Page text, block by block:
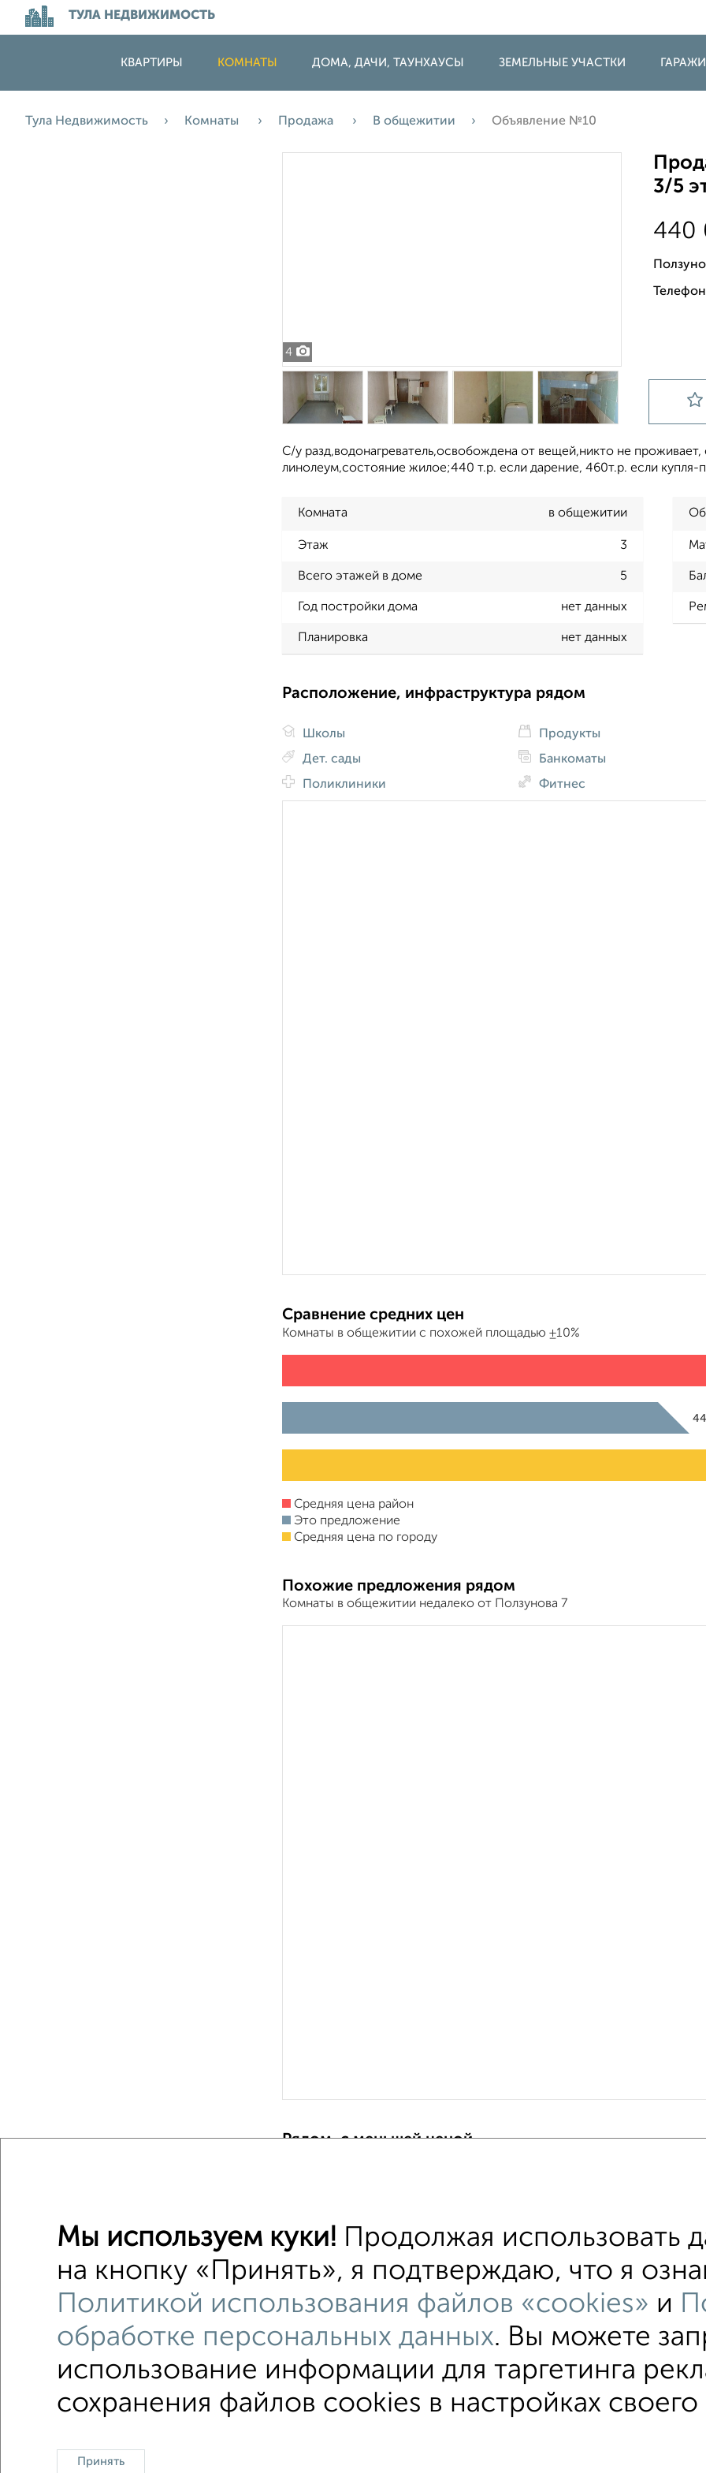
ТУЛА НЕДВИЖИМОСТЬ
КВАРТИРЫ КОМНАТЫ ДОМА, ДАЧИ, ТАУНХАУСЫ ЗЕМЕЛЬНЫЕ УЧАСТКИ
Тула Недвижимость Комнаты Продажа В общежитии Объявление №10
4
3/5
440
С/у разд,водонагреватель,освобождена от вещей,никто не
линолеум,состояние жилое;440 т.р. если дарение, 460т.р. если купля-
Комната в общежитии
Этаж 3
Всего этажей в доме 5
Год постройки дома нет данных
Планировка нет данных
Расположение, инфраструктура рядом
Школы
Дет. сады
Поликлиники
Продукты
Банкоматы
Фитнес
Сравнение средних цен
Комнаты в общежитии с похожей площадью ±10%
Средняя цена район
Это предложение
Средняя цена по городу
Похожие предложения рядом
Комнаты в общежитии недалеко от Ползунова 7
Рядом, с меньшей ценой
Поиск по схожим параметрам:
на улице Ползунова в кирпичном доме не первый
в малоэтажном доме без балкона Цена до 500 000
В общежитии В коммуналке В двухкомнатной квартире Без
Контакты
Мы используем куки! Продолжая использовать
на кнопку «Принять», я подтверждаю, что я
Политикой использования файлов «cookies» и
обработке персональных данных. Вы можете
использование информации для таргетинга
сохранения файлов cookies в настройках своего
Принять